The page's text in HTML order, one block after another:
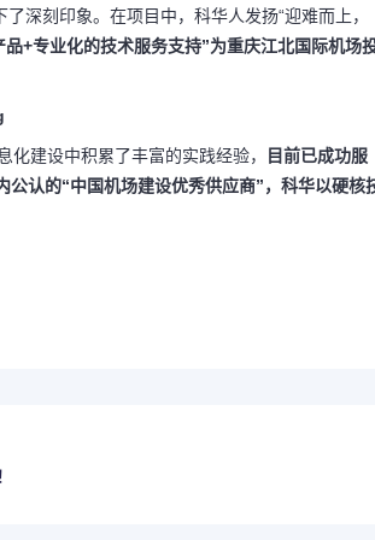
深刻印象。在项目中，科华人发扬“迎难而上，
+专业化的技术服务支持”为重庆江北国际机场
建设中积累了丰富的实践经验，
目前已成功服
认的“中国机场建设优秀供应商”，科华以硬核